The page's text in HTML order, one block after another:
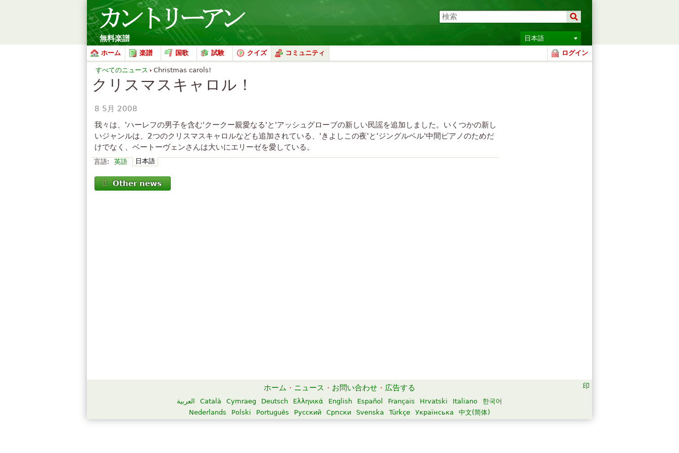
無料楽譜
日本語
ホーム
楽譜 国歌 試験 クイズ コミュニティ ログイン
クリスマスキャロル！
8 5月 2008
我々は、'ハーレフの男子を含む'クークー親愛なる'と'アッシュグローブの新しい民謡を追加しました。いくつかの新し
いジャンルは、2つのクリスマスキャロルなども追加されている、'きよしこの夜'と'ジングルベル'中間ピアノのためだ
けでなく、ベートーヴェンさんは大いにエリーゼを愛している。
言語: 英語 日本語
Other news
すべてのニュース Christmas carols!
ホーム · ニュース · お問い合わせ · 広告する
العربية Català Cymraeg Deutsch Ελληνικά English Español Français Hrvatski Italiano
한국어
Nederlands
Polski Português Русский Српски Svenska Türkçe Українська 中文(简体)